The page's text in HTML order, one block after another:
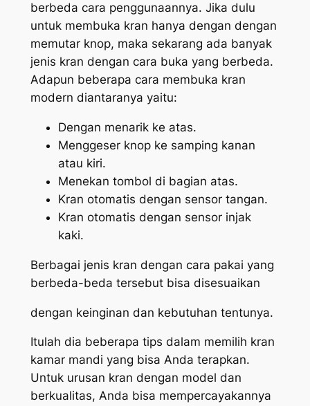
berbeda cara penggunaannya. Jika dulu
untuk membuka kran hanya dengan dengan
memutar knop, maka sekarang ada banyak
jenis kran dengan cara buka yang berbeda.
Adapun beberapa cara membuka kran
modern diantaranya yaitu:
Dengan menarik ke atas.
Menggeser knop ke samping kanan
atau kiri.
Menekan tombol di bagian atas.
Kran otomatis dengan sensor tangan.
Kran otomatis dengan sensor injak
kaki.
Berbagai jenis kran dengan cara pakai yang
berbeda-beda tersebut bisa disesuaikan
dengan keinginan dan kebutuhan tentunya.
Itulah dia beberapa tips dalam memilih kran
kamar mandi yang bisa Anda terapkan.
Untuk urusan kran dengan model dan
berkualitas, Anda bisa mempercayakannya